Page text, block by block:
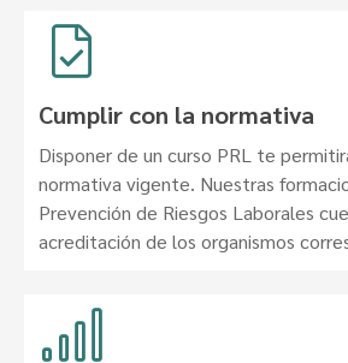
Cumplir con la normativa
Disponer de un curso PRL te
normativa vigente. Nuestras
Prevención de Riesgos Laborales
acreditación de los organismos